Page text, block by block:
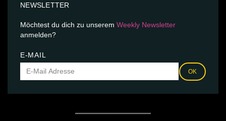
NEWSLETTER
Möchtest du dich zu unserem Weekly Newsletter
anmelden?
E-MAIL
OK